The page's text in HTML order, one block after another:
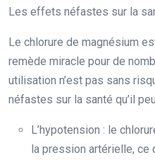
Les effets néfastes sur la
Le chlorure de magnésium
remède miracle pour de
utilisation n’est pas sans
néfastes sur la santé qu’il
L’hypotension : le
la pression artérielle, ce